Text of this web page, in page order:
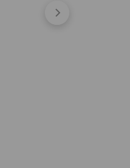
최대 7만원 할인
그랩디 오션 송도